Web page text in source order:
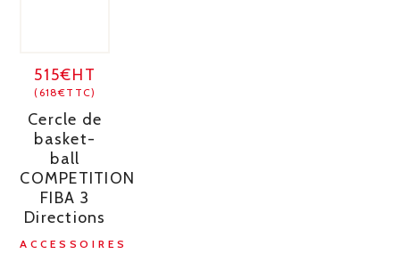
515€HT
(618€TTC)
Cercle de
basket-
ball
COMPETITION
FIBA 3
Directions
ACCESSOIRES